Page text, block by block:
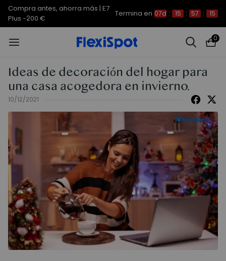
Compra antes, ahorra más | E7
Plus -200 €
Termina en 07d : 15 : 57 : 14
0
Ideas de decoración del hogar para
una casa acogedora en invierno.
10/12/2021